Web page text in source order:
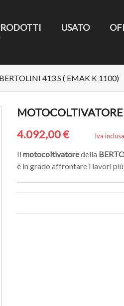
USATO
413 S ( EMAK K 1100)
4.092,00 €
Iva inclusa
Il motocoltivatoredella
è in grado affrontare i lavori più